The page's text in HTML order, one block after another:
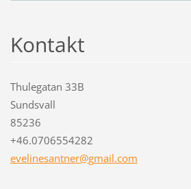
Kontakt
Thulegatan 33B
Sundsvall
85236
+46.0706554282
evelinesantner@gmail.com